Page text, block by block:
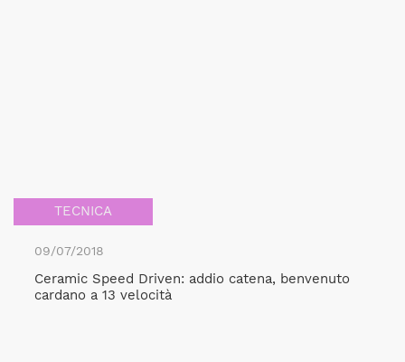
TECNICA
09/07/2018
Ceramic Speed Driven: addio catena, benvenuto
cardano a 13 velocità